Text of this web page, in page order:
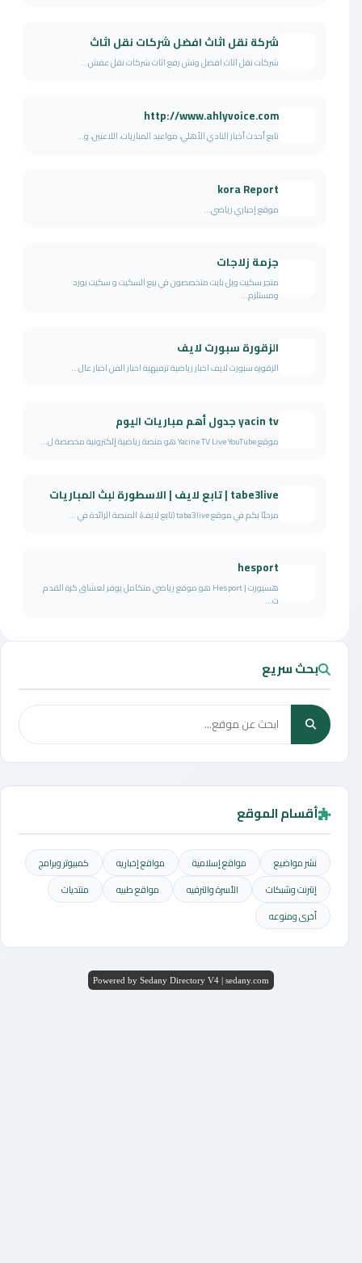
شركة نقل اثاث افضل شركات نقل اثاث
شركات نقل اثاث افضل ونش رفع اثاث شركات نقل عفش...
http://www.ahlyvoice.com
تابع أحدث أخبار النادي الأهلي، مواعيد المباريات، اللاعبين، و...
kora Report
موقع إخباري رياضي...
جزمة زلاجات
متجر سكيت ويل بايت متخصصون في بيع السكيت و سكيت بورد
ومستلزم...
الزقورة سبورت لايف
الزقورة سبورت لايف اخبار رياضية ترفيهية اخبار الفن اخبار عال...
yacin tv جدول أهم مباريات اليوم
موقع Yacine TV Live YouTube هو منصة رياضية إلكترونية مخصصة ل...
tabe3live | تابع لايف | الاسطورة لبث المباريات
مرحبًا بكم في موقع taba3live (تابع لايف)، المنصة الرائدة في ...
hesport
هسبورت | Hesport هو موقع رياضي متكامل يوفر لعشاق كرة القدم
ت...
بحث سريع
أقسام الموقع
نشر مواضيع مواقع إسلامية مواقع إخباريه
كمبيوتر وبرامج
إنترنت وشبكات
الأسرة والترفيه مواقع طبيه
منتديات
أخرى ومنوعه
Powered by Sedany Directory V4 | sedany.com